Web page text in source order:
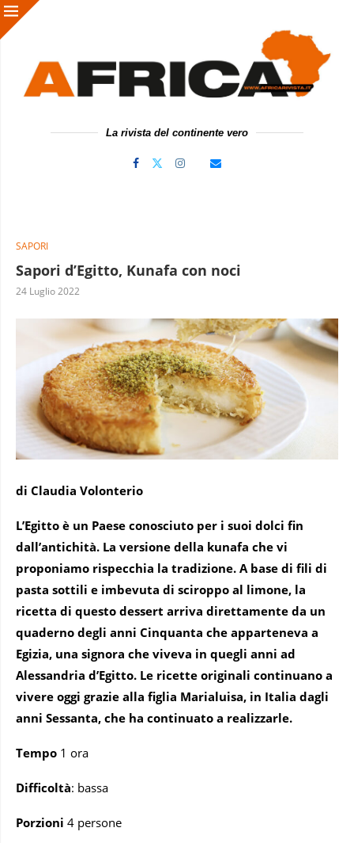
La rivista del continente vero
SAPORI
Sapori d’Egitto, Kunafa con noci
24 Luglio 2022
di Claudia Volonterio
L’Egitto è un Paese conosciuto per i suoi dolci fin
dall’antichità. La versione della kunafa che vi
proponiamo rispecchia la tradizione. A base di fili di
pasta sottili e imbevuta di sciroppo al limone, la
ricetta di questo dessert arriva direttamente da un
quaderno degli anni Cinquanta che apparteneva a
Egizia, una signora che viveva in quegli anni ad
Alessandria d’Egitto. Le ricette originali continuano a
vivere oggi grazie alla figlia Marialuisa, in Italia dagli
anni Sessanta, che ha continuato a realizzarle.
Tempo 1 ora
Difficoltà: bassa
Porzioni 4 persone